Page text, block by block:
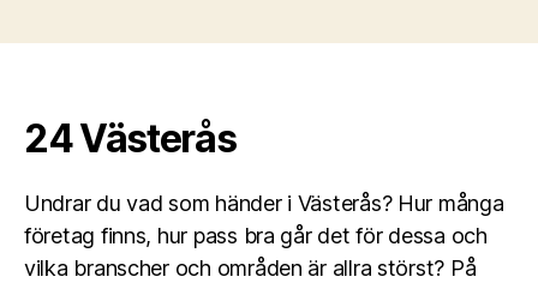
24 Västerås
Undrar du vad som händer i Västerås? Hur många
företag finns, hur pass bra går det för dessa och
vilka branscher och områden är allra störst? På